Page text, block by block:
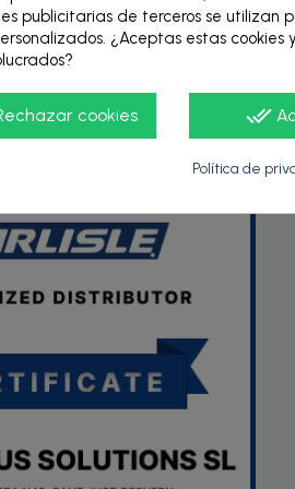
publicitarias de terceros se utilizan
¿Aceptas estas cookies
done_all
cookies
Política de